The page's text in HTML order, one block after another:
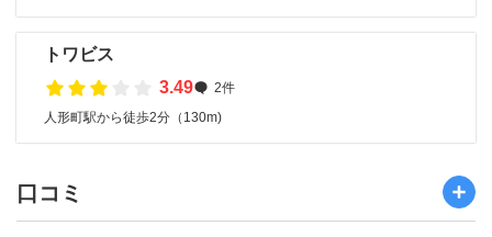
トワビス
3.49
2件
人形町駅から徒歩2分（130m)
口コミ